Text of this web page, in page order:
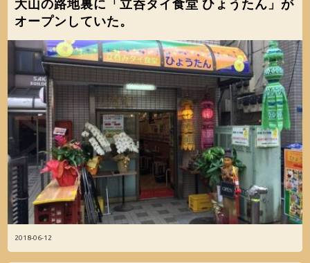
2018-06-12
大山の路地裏に「立呑タイ食堂 ひょうたん」が
オープンしていた。